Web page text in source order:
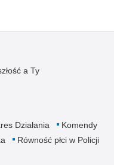
a Ty
Działania
Komendy
Równość płci w Policji